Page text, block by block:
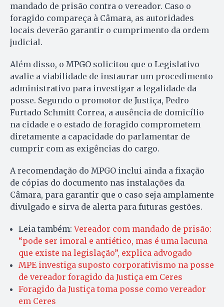
mandado de prisão contra o vereador. Caso o
foragido compareça à Câmara, as autoridades
locais deverão garantir o cumprimento da ordem
judicial.
Além disso, o MPGO solicitou que o Legislativo
avalie a viabilidade de instaurar um procedimento
administrativo para investigar a legalidade da
posse. Segundo o promotor de Justiça, Pedro
Furtado Schmitt Correa, a ausência de domicílio
na cidade e o estado de foragido comprometem
diretamente a capacidade do parlamentar de
cumprir com as exigências do cargo.
A recomendação do MPGO inclui ainda a fixação
de cópias do documento nas instalações da
Câmara, para garantir que o caso seja amplamente
divulgado e sirva de alerta para futuras gestões.
Leia também:Vereador com mandado de prisão:
“pode ser imoral e antiético, mas é uma lacuna
que existe na legislação”, explica advogado
MPE investiga suposto corporativismo na posse
de vereador foragido da Justiça em Ceres
Foragido da Justiça toma posse como vereador
em Ceres